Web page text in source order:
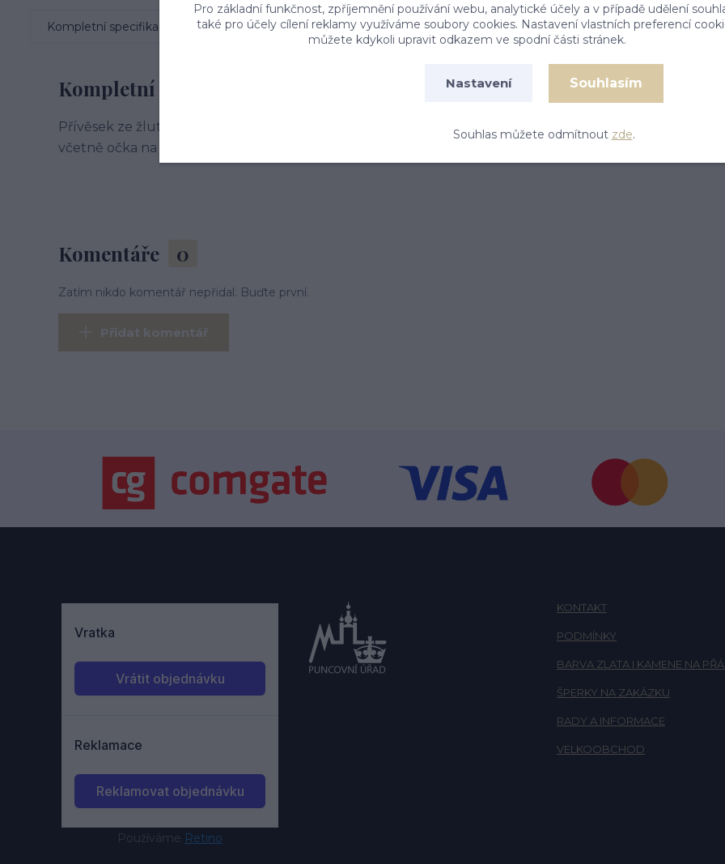
Kompletní specifikace Komentáře 0
Kompletní specifikace
Přívěsek ze žlutého zlata má tvar lžičky. Materiál je zlato 585/1000. Rozměr přívěsku je 28 mm
včetně očka na výšku a 3 mm na šířku. Orientační váha přívěsku je 1,14 g.
Komentáře 0
Zatím nikdo komentář nepřidal. Buďte první.
Přidat komentář
Používáme Retino
KONTAKT
PODMÍNKY
BARVA ZLATA I KAMENE NA
ŠPERKY NA ZAKÁZKU
RADY A INFORMACE
VELKOOBCHOD
Pro základní funkčnost, zpříjemnění používání webu, analytické účely a v případě udělení
také pro účely cílení reklamy využíváme soubory cookies. Nastavení vlastních preferencí
můžete kdykoli upravit odkazem ve spodní části stránek.
Nastavení Souhlasím
Souhlas můžete odmítnout zde.